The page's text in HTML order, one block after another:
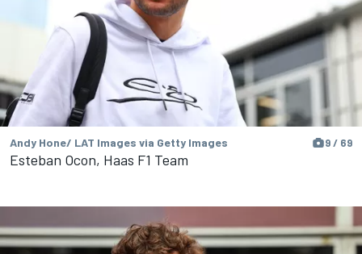
Andy Hone/ LAT Images via Getty Images 9 / 69
Esteban Ocon, Haas F1 Team